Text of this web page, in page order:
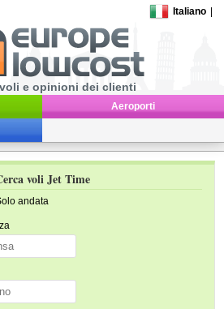
Italiano
e opinioni dei clienti
Aeroporti
voli Jet Time
andata